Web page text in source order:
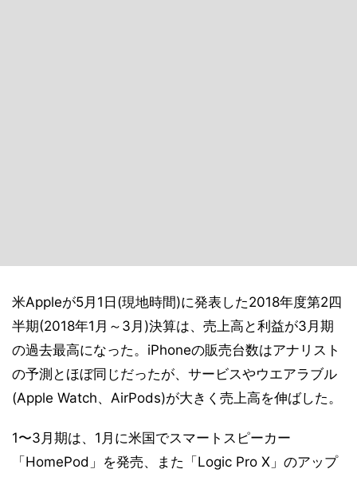
米Appleが5月1日(現地時間)に発表した2018年度第2四
半期(2018年1月～3月)決算は、売上高と利益が3月期
の過去最高になった。iPhoneの販売台数はアナリスト
の予測とほぼ同じだったが、サービスやウエアラブル
(Apple Watch、AirPods)が大きく売上高を伸ばした。
1〜3月期は、1月に米国でスマートスピーカー
「HomePod」を発売、また「Logic Pro X」のアップ